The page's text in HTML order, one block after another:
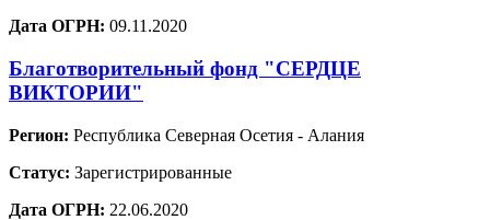
Дата ОГРН: 09.11.2020
Благотворительный фонд "СЕРДЦЕ
ВИКТОРИИ"
Регион: Республика Северная Осетия - Алания
Статус: Зарегистрированные
Дата ОГРН: 22.06.2020